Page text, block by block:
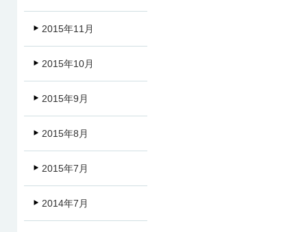
2015年11月
2015年10月
2015年9月
2015年8月
2015年7月
2014年7月